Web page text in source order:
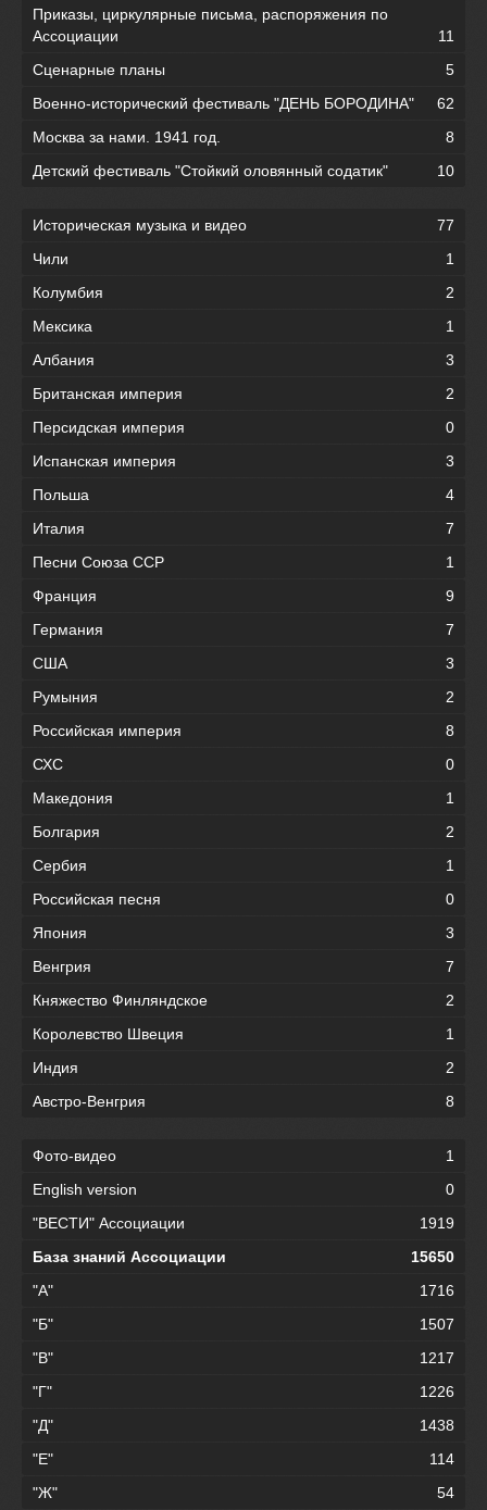
Приказы, циркулярные письма, распоряжения по
Ассоциации
11
Сценарные планы
5
Военно-исторический фестиваль "ДЕНЬ БОРОДИНА"
62
Москва за нами. 1941 год.
8
Детский фестиваль "Стойкий оловянный содатик"
10
Историческая музыка и видео
77
Чили
1
Колумбия
2
Мексика
1
Албания
3
Британская империя
2
Персидская империя
0
Испанская империя
3
Польша
4
Италия
7
Песни Союза ССР
1
Франция
9
Германия
7
США
3
Румыния
2
Российская империя
8
СХС
0
Македония
1
Болгария
2
Сербия
1
Российская песня
0
Япония
3
Венгрия
7
Княжество Финляндское
2
Королевство Швеция
1
Индия
2
Австро-Венгрия
8
Фото-видео
1
English version
0
"ВЕСТИ" Ассоциации
1919
База знаний Ассоциации
15650
"А"
1716
"Б"
1507
"В"
1217
"Г"
1226
"Д"
1438
"Е"
114
"Ж"
54